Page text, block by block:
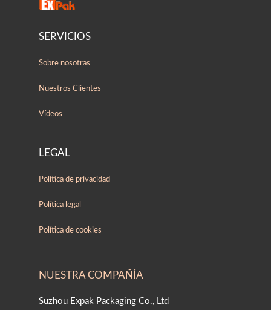
SERVICIOS
Sobre nosotras
Nuestros Clientes
Vídeos
LEGAL
Política de privacidad
Política legal
Política de cookies
NUESTRA COMPAÑÍA
Suzhou Expak Packaging Co., Ltd